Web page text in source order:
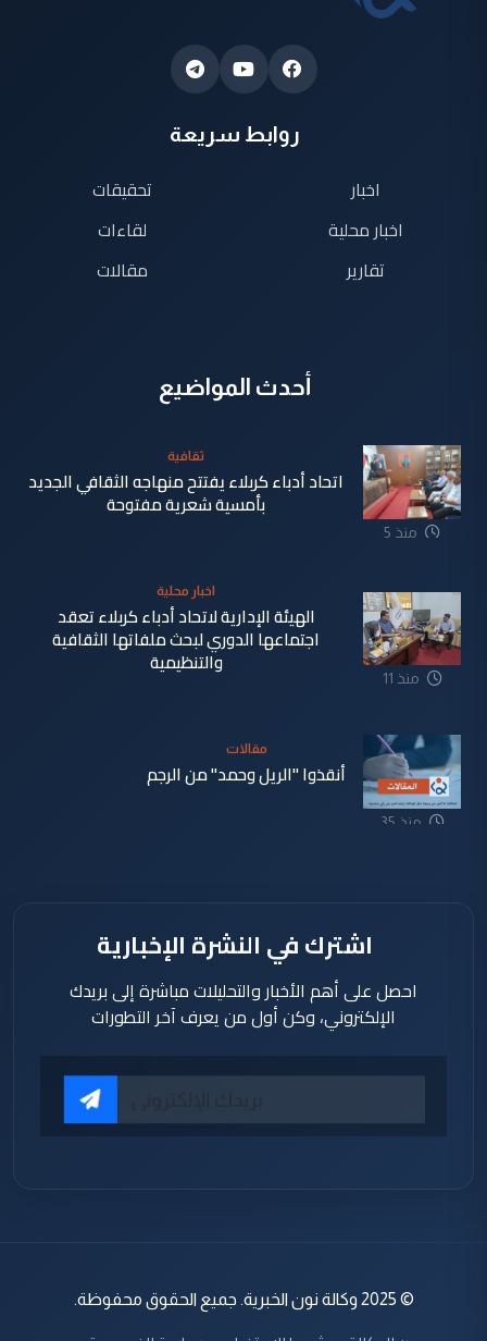
روابط سريعة
اخبار
اخبار محلية
تقارير
تحقيقات
لقاءات
مقالات
أحدث المواضيع
منذ 5
ثقافية
اتحاد أدباء كربلاء يفتتح منهاجه الثقافي الجديد
بأمسية شعرية مفتوحة
منذ 11
اخبار محلية
الهيئة الإدارية لاتحاد أدباء كربلاء تعقد
اجتماعها الدوري لبحث ملفاتها الثقافية
والتنظيمية
منذ 35
مقالات
أنقذوا "الريل وحمد" من الرجم
اشترك في النشرة الإخبارية
احصل على أهم الأخبار والتحليلات مباشرة إلى بريدك
الإلكتروني، وكن أول من يعرف آخر التطورات
© 2025 وكالة نون الخبرية. جميع الحقوق محفوظة.